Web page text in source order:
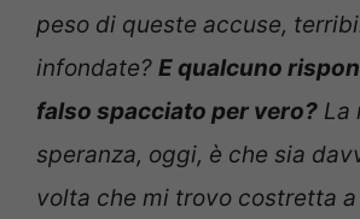
peso di queste accuse,
infondate? E qualcuno
falso spacciato per vero? La
speranza, oggi, è che sia
volta che mi trovo costretta